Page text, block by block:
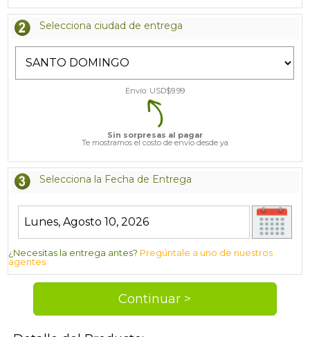
Selecciona ciudad de entrega
Envío: USD$9.99
Sin sorpresas al pagar
Te mostramos el costo de envío desde ya
Selecciona la Fecha de Entrega
¿Necesitas la entrega antes? Pregúntale a uno de nuestros
agentes